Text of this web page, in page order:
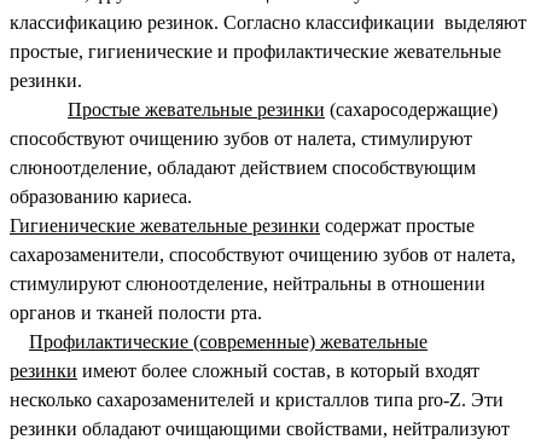
классификацию резинок. Согласно классификации выделяют
простые, гигиенические и профилактические жевательные
резинки.
Простые жевательные резинки (сахаросодержащие)
способствуют очищению зубов от налета, стимулируют
слюноотделение, обладают действием способствующим
образованию кариеса.
Гигиенические жевательные резинки содержат простые
сахарозаменители, способствуют очищению зубов от налета,
стимулируют слюноотделение, нейтральны в отношении
органов и тканей полости рта.
Профилактические (современные) жевательные
резинки имеют более сложный состав, в который входят
несколько сахарозаменителей и кристаллов типа pro-Z. Эти
резинки обладают очищающими свойствами, нейтрализуют